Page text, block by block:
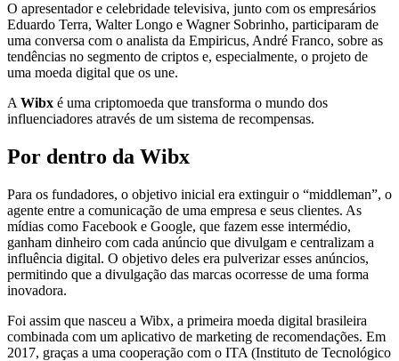
O apresentador e celebridade televisiva, junto com os empresários
Eduardo Terra, Walter Longo e Wagner Sobrinho, participaram de
uma conversa com o analista da Empiricus, André Franco, sobre as
tendências no segmento de criptos e, especialmente, o projeto de
uma moeda digital que os une.
A Wibx é uma criptomoeda que transforma o mundo dos
influenciadores através de um sistema de recompensas.
Por dentro da Wibx
Para os fundadores, o objetivo inicial era extinguir o “middleman”, o
agente entre a comunicação de uma empresa e seus clientes. As
mídias como Facebook e Google, que fazem esse intermédio,
ganham dinheiro com cada anúncio que divulgam e centralizam a
influência digital. O objetivo deles era pulverizar esses anúncios,
permitindo que a divulgação das marcas ocorresse de uma forma
inovadora.
Foi assim que nasceu a Wibx, a primeira moeda digital brasileira
combinada com um aplicativo de marketing de recomendações. Em
2017, graças a uma cooperação com o ITA (Instituto de Tecnológico